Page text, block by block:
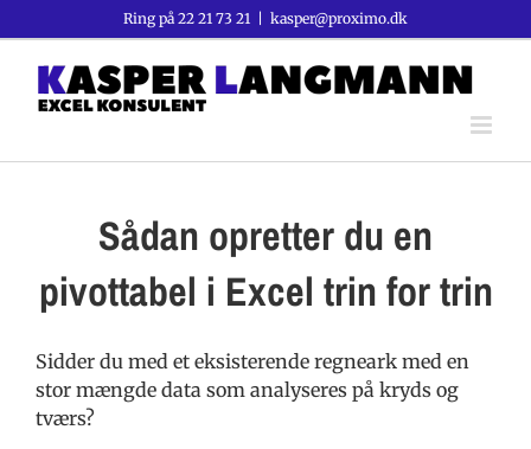
to
content
Ring på 22 21 73 21 kasper@proximo.dk
Sådan opretter du en
pivottabel i Excel trin for trin
Sidder du med et eksisterende regneark med en
stor mængde data som analyseres på kryds og
tværs?